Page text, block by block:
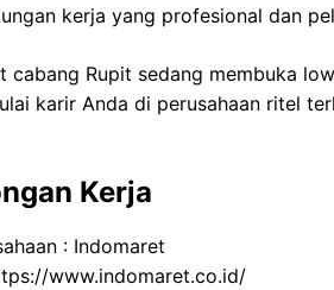
kerja yang profesional dan
cabang Rupit sedang membuka
karir Anda di perusahaan ritel
Kerja
: Indomaret
www.indomaret.co.id/